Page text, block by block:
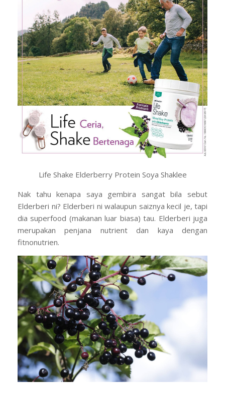
Life Shake Elderberry Protein Soya Shaklee
Nak tahu kenapa saya gembira sangat bila sebut
Elderberi ni? Elderberi ni walaupun saiznya kecil je, tapi
dia superfood (makanan luar biasa) tau. Elderberi juga
merupakan penjana nutrient dan kaya dengan
fitnonutrien.